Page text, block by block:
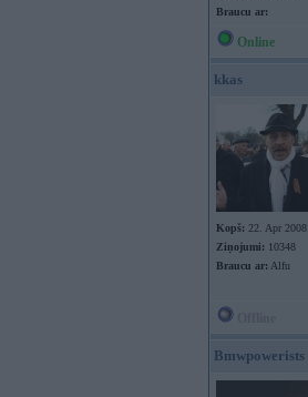
Braucu ar:
Online
kkas
Kopš: 22. Apr 2008
Ziņojumi: 10348
Braucu ar: Alfu
Bmwpowerists